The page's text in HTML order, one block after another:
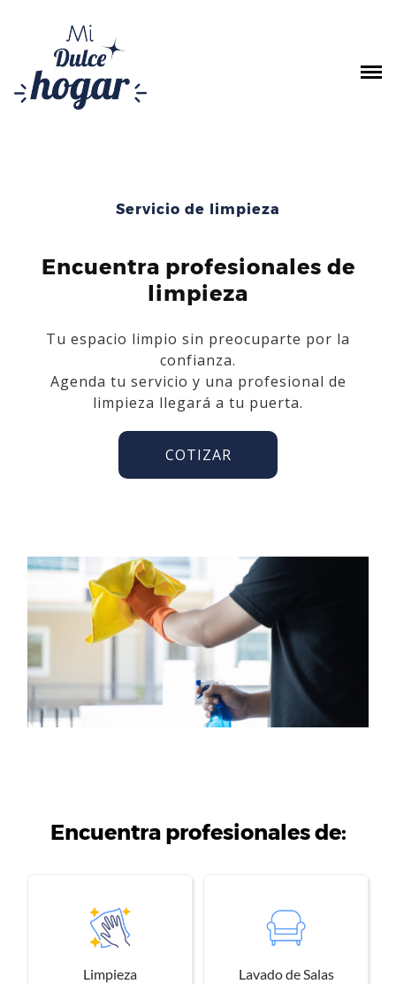
contenido
Servicio de limpieza
Encuentra profesionales de
limpieza
Tu espacio limpio sin preocuparte por la
confianza.
Agenda tu servicio y una profesional de
limpieza llegará a tu puerta.
COTIZAR
Encuentra profesionales de:
Limpieza Lavado de Salas